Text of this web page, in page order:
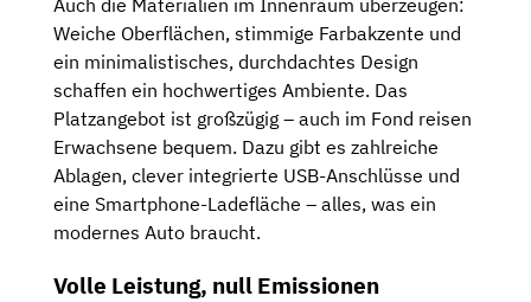
Auch die Materialien im Innenraum überzeugen:
Weiche Oberflächen, stimmige Farbakzente und
ein minimalistisches, durchdachtes Design
schaffen ein hochwertiges Ambiente. Das
Platzangebot ist großzügig – auch im Fond reisen
Erwachsene bequem. Dazu gibt es zahlreiche
Ablagen, clever integrierte USB-Anschlüsse und
eine Smartphone-Ladefläche – alles, was ein
modernes Auto braucht.
Volle Leistung, null Emissionen